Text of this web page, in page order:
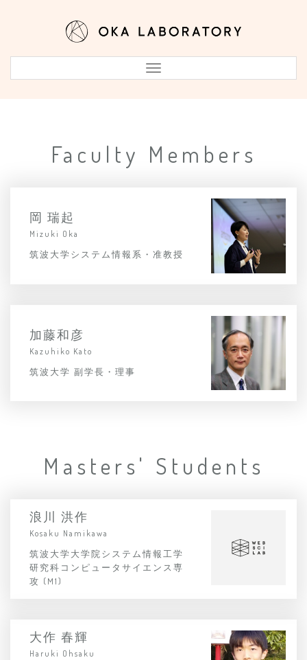
Toggle
Navigation
Faculty Members
岡 瑞起
Mizuki Oka
筑波大学システム情報系・准教授
加藤和彦
Kazuhiko Kato
筑波大学 副学長・理事
Masters' Students
浪川 洪作
Kosaku Namikawa
筑波大学大学院システム情報工学
研究科コンピュータサイエンス専
攻 (M1)
大作 春輝
Haruki Ohsaku